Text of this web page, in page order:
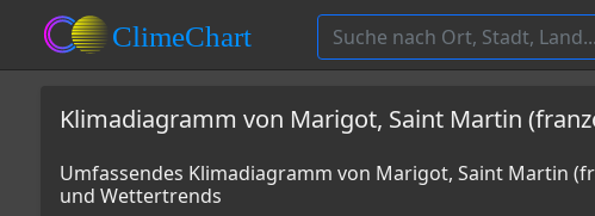
Klimadiagramm von Marigot, Saint Martin
Umfassendes Klimadiagramm von Marigot, Saint Martin
und Wettertrends